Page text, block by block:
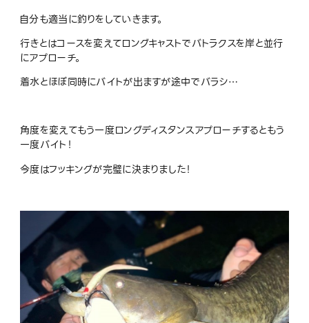
自分も適当に釣りをしていきます。
行きとはコースを変えてロングキャストでバトラクスを岸と並行
にアプローチ。
着水とほぼ同時にバイトが出ますが途中でバラシ…
角度を変えてもう一度ロングディスタンスアプローチするともう
一度バイト！
今度はフッキングが完璧に決まりました！